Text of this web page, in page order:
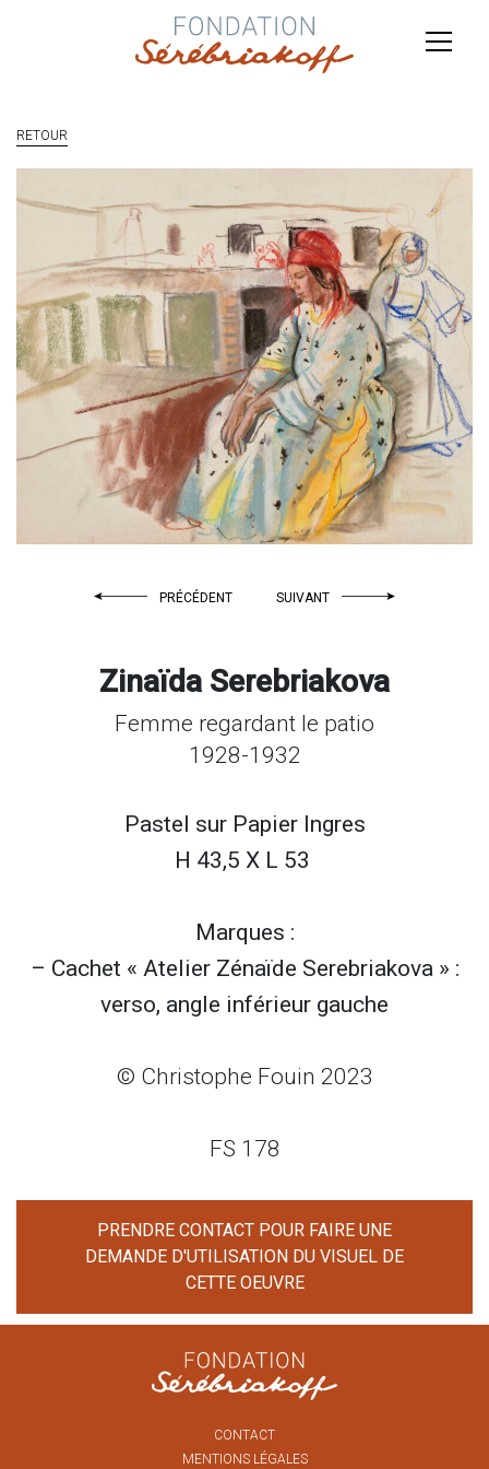
RETOUR
PRÉCÉDENT SUIVANT
Zinaïda Serebriakova
Femme regardant le patio
1928-1932
Pastel surPapier Ingres
H 43,5 X L 53
Marques :
– Cachet « Atelier Zénaïde Serebriakova » :
verso, angle inférieur gauche
© Christophe Fouin 2023
FS 178
PRENDRE CONTACT POUR FAIRE UNE
DEMANDE D'UTILISATION DU VISUEL DE
CETTE OEUVRE
CONTACT
MENTIONS LÉGALES